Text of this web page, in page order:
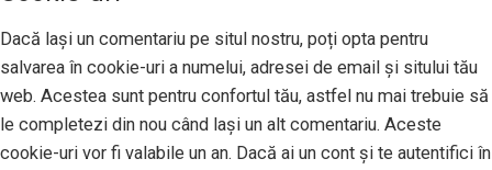
Dacă lași un comentariu pe situl nostru, poți opta pentru
salvarea în cookie-uri a numelui, adresei de email și sitului tău
web. Acestea sunt pentru confortul tău, astfel nu mai trebuie să
le completezi din nou când lași un alt comentariu. Aceste
cookie-uri vor fi valabile un an. Dacă ai un cont și te autentifici în